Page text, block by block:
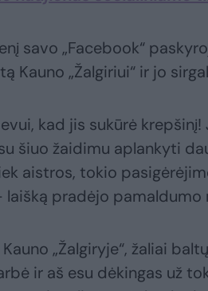
savo „Facebook“
Kauno „Žalgiriui“ ir jo
kad jis sukūrė
šiuo žaidimu aplankyti
aistros, tokio
laišką pradėjo pamaldumo
„Žalgiryje“, žaliai
ir aš esu dėkingas už